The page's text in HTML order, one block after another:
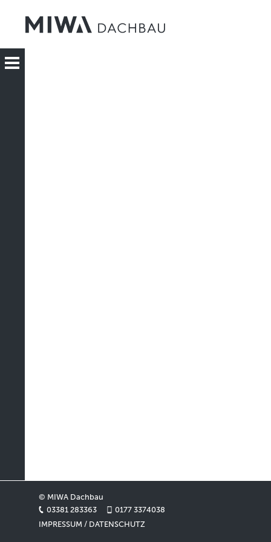
© MIWA Dachbau
03381 283363
0177 3374038
IMPRESSUM / DATENSCHUTZ